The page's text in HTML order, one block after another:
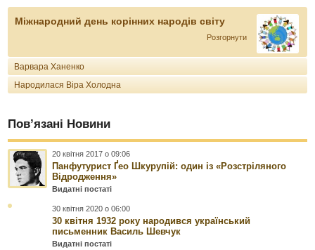
Міжнародний день корінних народів світу
Розгорнути
Варвара Ханенко
Народилася Віра Холодна
Пов’язані Новини
20 квітня 2017 о 09:06
Панфутурист Ґео Шкурупій: один із «Розстріляного
Відродження»
Видатні постаті
30 квітня 2020 о 06:00
30 квітня 1932 року народився український
письменник Василь Шевчук
Видатні постаті